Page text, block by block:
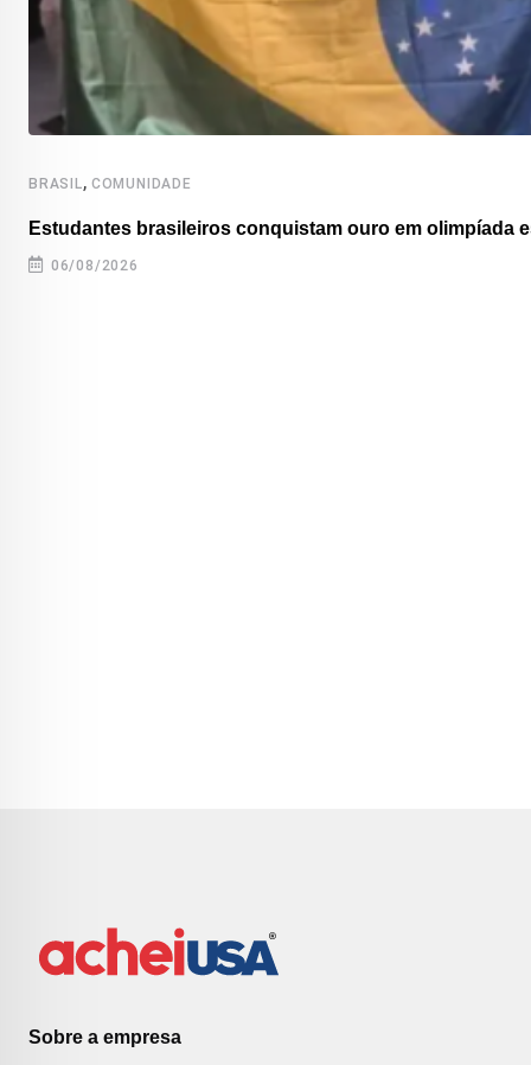
BRASIL, COMUNIDADE
Estudantes brasileiros conquistam ouro em olimpíada
06/08/2026
Sobre a empresa